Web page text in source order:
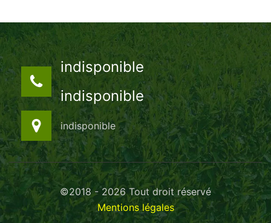
indisponible
indisponible
indisponible
©2018 - 2026 Tout droit réservé
Mentions légales